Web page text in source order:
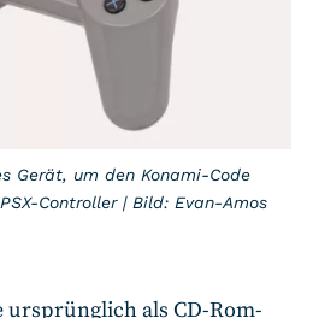
Gerät, um den Konami-Code
Controller | Bild: Evan-Amos
ursprünglich als CD-Rom-